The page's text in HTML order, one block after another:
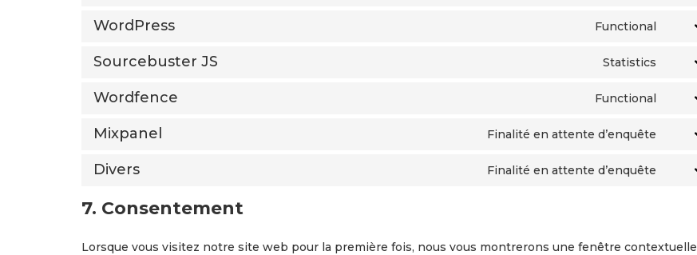
WordPress Functional
Sourcebuster JS Statistics
Wordfence Functional
Mixpanel Finalité en attente d’enquête
Divers Finalité en attente d’enquête
7. Consentement
Lorsque vous visitez notre site web pour la première fois, nous vous montrerons une fenêtre contextuelle